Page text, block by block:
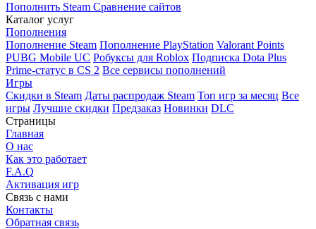
Пополнить Steam Сравнение сайтов
Каталог услуг
Пополнения
Пополнение Steam Пополнение PlayStation Valorant Points
PUBG Mobile UC Робуксы для Roblox Подписка Dota Plus
Prime-статус в CS 2 Все сервисы пополнений
Игры
Скидки в Steam Даты распродаж Steam Топ игр за месяц Все
игры Лучшие скидки Предзаказ Новинки DLC
Страницы
Главная
О нас
Как это работает
F.A.Q
Активация игр
Связь с нами
Контакты
Обратная связь